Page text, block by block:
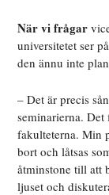
När vi frågar
universitetet ser
den ännu inte
– Det är precis
seminarierna.
fakulteterna. Min
bort och låtsas
åtminstone till att
ljuset och